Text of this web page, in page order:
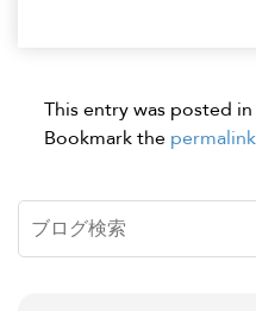
This entry was posted in
Bookmark the permalink